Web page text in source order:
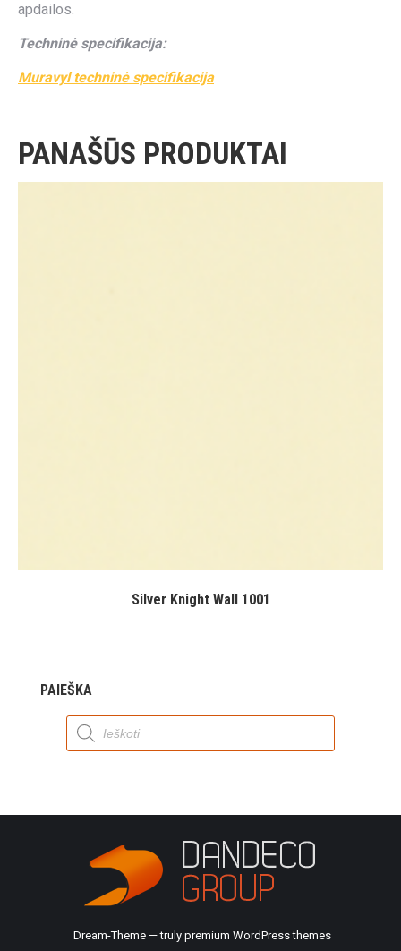
apdailos.
Techninė specifikacija:
Muravyl techninė specifikacija
PANAŠŪS PRODUKTAI
Silver Knight Wall 1001
PAIEŠKA
Products
search
Dream-Theme — truly premium WordPress themes